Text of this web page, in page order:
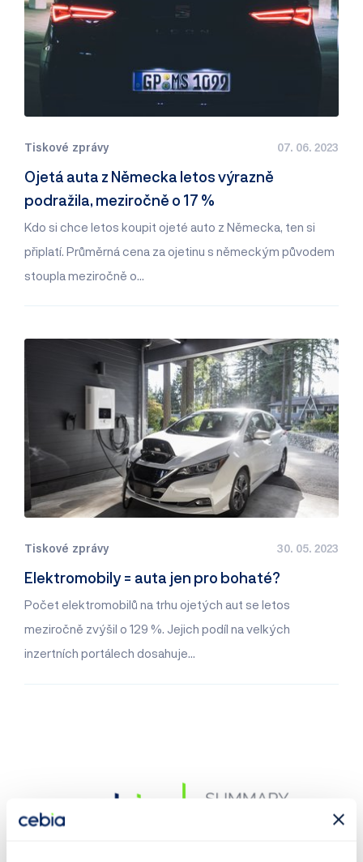
Tiskové zprávy 07. 06. 2023
Ojetá auta z Německa letos výrazně
podražila, meziročně o 17 %
Kdo si chce letos koupit ojeté auto z Německa, ten si
připlatí. Průměrná cena za ojetinu s německým původem
stoupla meziročně o…
Tiskové zprávy 30. 05. 2023
Elektromobily = auta jen pro bohaté?
Počet elektromobilů na trhu ojetých aut se letos
meziročně zvýšil o 129 %. Jejich podíl na velkých
inzertních portálech dosahuje…